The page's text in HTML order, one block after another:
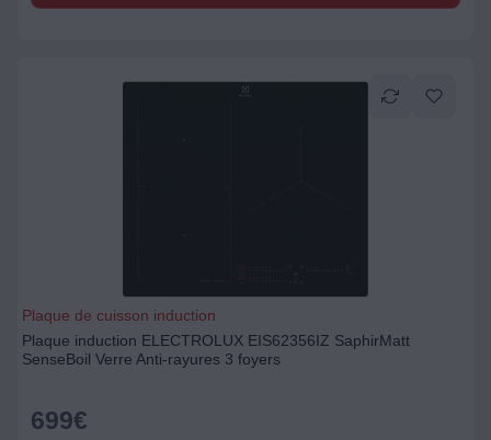
Plaque de cuisson induction
Plaque induction ELECTROLUX EIS62356IZ SaphirMatt
SenseBoil Verre Anti-rayures 3 foyers
699€